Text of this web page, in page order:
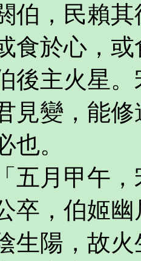
伯，民賴
食於心，
後主火星
見變，能
也。
月甲午，
卒，伯姬
生陽，故